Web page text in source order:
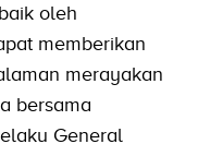
oleh
memberikan
merayakan
bersama
General